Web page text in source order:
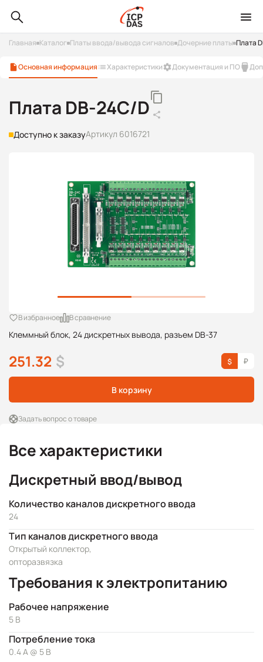
Главная Каталог Платы ввода/вывода сигналов Дочерние платы Плата
Основная информация Характеристики Документация и ПО
Плата DB-24C/D
Доступно к заказуАртикул 6016721
Клеммный блок, 24 дискретных вывода, разъем DB-37
В избранное В сравнение
251.32 $
В корзину
Задать вопрос о товаре
Все характеристики
Дискретный ввод/вывод
Количество каналов дискретного ввода
24
Тип каналов дискретного ввода
Открытый коллектор,
опторазвязка
Требования к электропитанию
Рабочее напряжение
5 В
Потребление тока
0.4 А @ 5 В